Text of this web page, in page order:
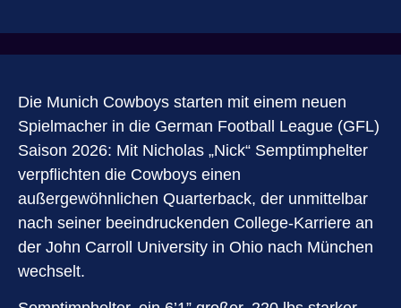
Die Munich Cowboys starten mit einem neuen
Spielmacher in die German Football League (GFL)
Saison 2026: Mit Nicholas „Nick“ Semptimphelter
verpflichten die Cowboys einen
außergewöhnlichen Quarterback, der unmittelbar
nach seiner beeindruckenden College-Karriere an
der John Carroll University in Ohio nach München
wechselt.